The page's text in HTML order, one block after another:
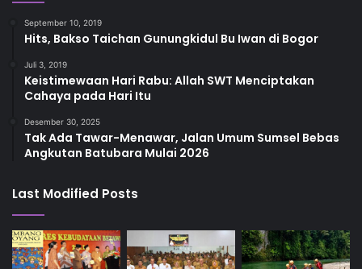
September 10, 2019
Hits, Bakso Taichan Gunungkidul Bu Iwan di Bogor
Juli 3, 2019
Keistimewaan Hari Rabu: Allah SWT Menciptakan
Cahaya pada Hari Itu
Desember 30, 2025
Tak Ada Tawar-Menawar, Jalan Umum Sumsel Bebas
Angkutan Batubara Mulai 2026
Last Modified Posts